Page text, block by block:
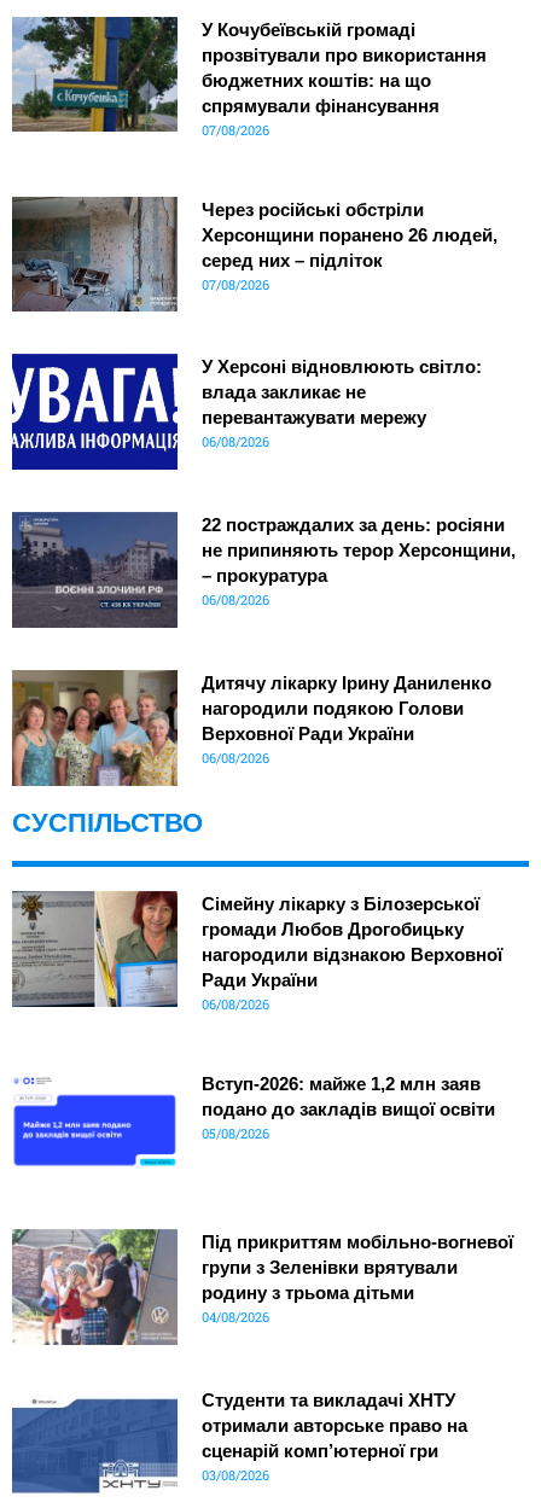
У Кочубеївській громаді
прозвітували про використання
бюджетних коштів: на що
спрямували фінансування
07/08/2026
Через російські обстріли
Херсонщини поранено 26 людей,
серед них – підліток
07/08/2026
У Херсоні відновлюють світло:
влада закликає не
перевантажувати мережу
06/08/2026
22 постраждалих за день: росіяни
не припиняють терор Херсонщини,
– прокуратура
06/08/2026
Дитячу лікарку Ірину Даниленко
нагородили подякою Голови
Верховної Ради України
06/08/2026
СУСПІЛЬСТВО
Сімейну лікарку з Білозерської
громади Любов Дрогобицьку
нагородили відзнакою Верховної
Ради України
06/08/2026
Вступ-2026: майже 1,2 млн заяв
подано до закладів вищої освіти
05/08/2026
Під прикриттям мобільно-вогневої
групи з Зеленівки врятували
родину з трьома дітьми
04/08/2026
Студенти та викладачі ХНТУ
отримали авторське право на
сценарій комп’ютерної гри
03/08/2026